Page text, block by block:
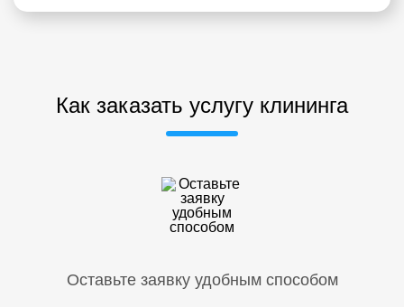
Как заказать услугу клининга
Оставьте заявку удобным способом